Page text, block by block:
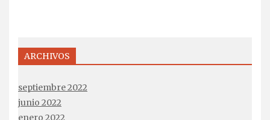
ARCHIVOS
septiembre 2022
junio 2022
enero 2022